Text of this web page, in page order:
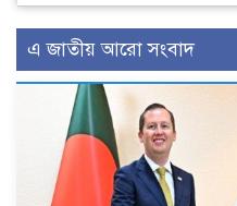
এ জাতীয় আরো সংবাদ